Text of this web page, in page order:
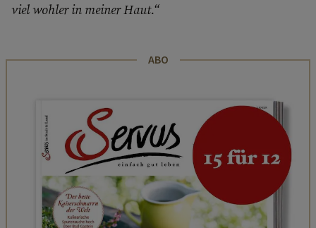
viel wohler in meiner Haut.“
ABO